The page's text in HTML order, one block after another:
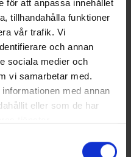
för att anpassa innehållet
tillhandahålla funktioner
vår trafik. Vi
och annan
sociala medier och
vi samarbetar med.
med annan
eller som de har